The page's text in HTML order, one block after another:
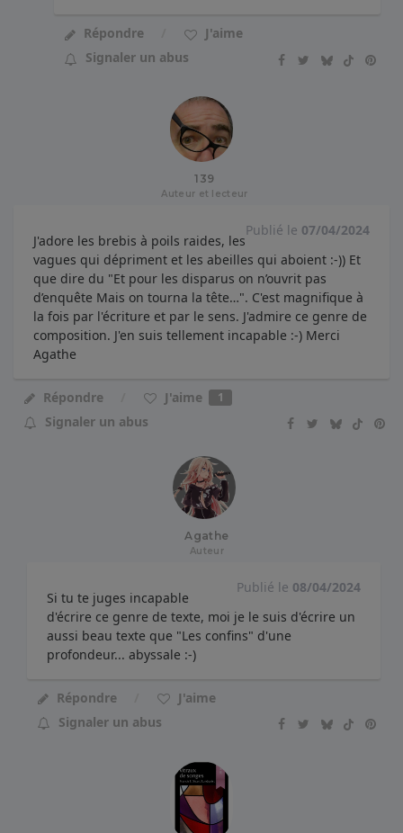
Répondre
J'aime
Signaler un abus
139
Auteur et lecteur
Publié le 07/04/2024
J'adore les brebis à poils raides, les
vagues qui dépriment et les abeilles qui aboient :-)) Et
que dire du "Et pour les disparus on n’ouvrit pas
d’enquête Mais on tourna la tête…". C'est magnifique à
la fois par l'écriture et par le sens. J'admire ce genre de
composition. J'en suis tellement incapable :-) Merci
Agathe
Répondre J'aime 1
Signaler un abus
Agathe
Auteur
Publié le 08/04/2024
Si tu te juges incapable
d'écrire ce genre de texte, moi je le suis d'écrire un
aussi beau texte que "Les confins" d'une
profondeur... abyssale :-)
Répondre
J'aime
Signaler un abus